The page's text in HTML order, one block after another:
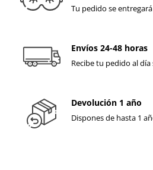
Tu pedido se
Envíos 24-48 horas
Recibe tu pedido al
Devolución 1 año
Dispones de hasta 1